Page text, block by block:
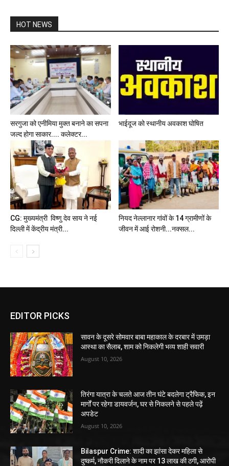
HOT NEWS
सरगुजा को एनीमिया मुक्त बनाने का सपना
जल्द होगा साकार.... कलेक्टर...
भाईदूज को स्थानीय अवकाश घोषित
CG: मुख्यमंत्री विष्णु देव साय ने नई
दिल्ली में केंद्रीय मंत्री...
नियद नेल्लानार गांवों के 14 ग्रामीणों के
जीवन में आई रोशनी...नक्सल...
EDITOR PICKS
सावन के दूसरे सोमवार बाबा महाकाल के दरबार में उमड़ा
आस्था का सैलाब, शाम को निकलेगी भव्य शाही सवारी
August 10, 2026
तिरंगा यात्रा के चलते आज तीन घंटे बदलेगा ट्रैफिक, इन
मार्गों पर रहेगा डायवर्जन, घर से निकलने से पहले पढ़ें
अपडेट
August 10, 2026
Bilaspur Crime: शादी का झांसा देकर महिला से
दुष्कर्म, नौकरी दिलाने के नाम पर 13 लाख की ठगी, आरोपी